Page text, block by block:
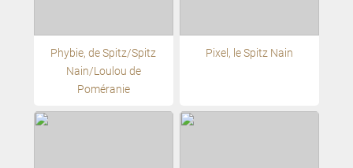
Phybie, de Spitz/Spitz
Nain/Loulou de
Poméranie
Pixel, le Spitz Nain